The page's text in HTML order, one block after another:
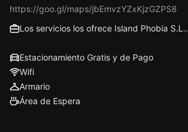
https://goo.gl/maps/jbEmvzYZxKjzGZPS8
Los servicios los ofrece Island Phobia S.L..
Estacionamiento Gratis y de Pago
Wifi
Armario
Área de Espera